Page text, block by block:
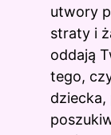
utwory
straty i
oddają
tego,
dziecka,